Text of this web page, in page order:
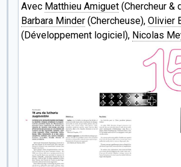
Avec Matthieu Amiguet (Chercheur &
Barbara Minder (Chercheuse), Olivier
(Développement logiciel), Nicolas